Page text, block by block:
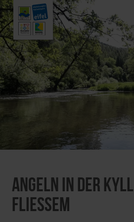
Angeln in der
Fließem